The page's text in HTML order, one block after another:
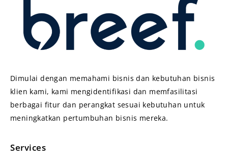
Dimulai dengan memahami bisnis dan kebutuhan bisnis
klien kami, kami mengidentifikasi dan memfasilitasi
berbagai fitur dan perangkat sesuai kebutuhan untuk
meningkatkan pertumbuhan bisnis mereka.
Services